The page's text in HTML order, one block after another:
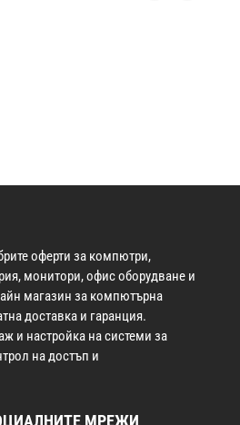
оферти за компютри,
монитори, офис оборудване и
магазин за компютърна
доставка и гаранция.
и настройка на системи за
на достъп и
МРЕЖИ